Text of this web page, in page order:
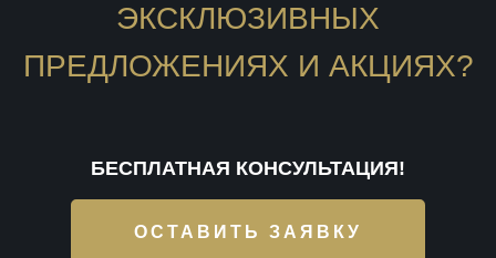
ЭКСКЛЮЗИВНЫХ
ПРЕДЛОЖЕНИЯХ И АКЦИЯХ?
БЕСПЛАТНАЯ КОНСУЛЬТАЦИЯ!
ОСТАВИТЬ ЗАЯВКУ